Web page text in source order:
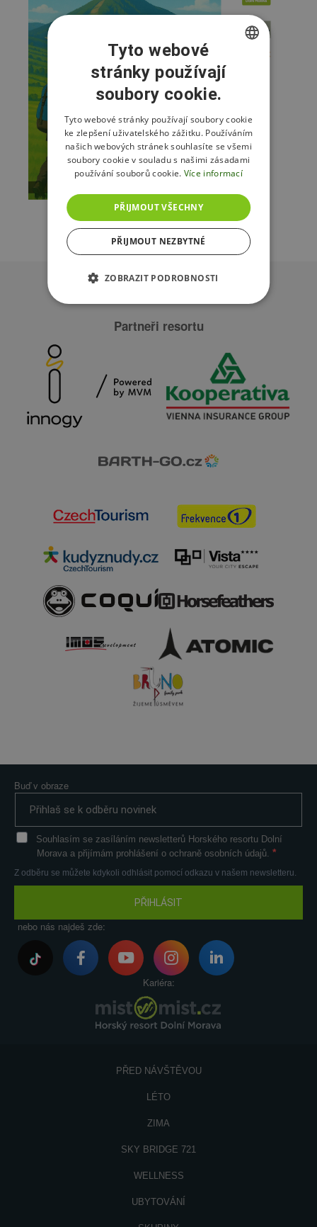
Partneři resortu
Buď v obraze
PŘIHLÁSIT
Souhlasím se zasíláním newsletterů Horského resortu Dolní
Morava a přijímám prohlášení o ochraně osobních údajů.
Z odběru se můžete kdykoli odhlásit pomocí odkazu v našem newsletteru.
nebo nás najdeš zde:
Kariéra:
PŘED NÁVŠTĚVOU
LÉTO
ZIMA
SKY BRIDGE 721
WELLNESS
UBYTOVÁNÍ
CZECH
ENGLISH
POLISH
Tyto webové
stránky používají
soubory cookie.
Tyto webové stránky používají soubory cookie
ke zlepšení uživatelského zážitku. Používáním
našich webových stránek souhlasíte se všemi
soubory cookie v souladu s našimi zásadami
používání souborů cookie. Více informací
PŘIJMOUT VŠECHNY
PŘIJMOUT NEZBYTNÉ
ZOBRAZIT PODROBNOSTI